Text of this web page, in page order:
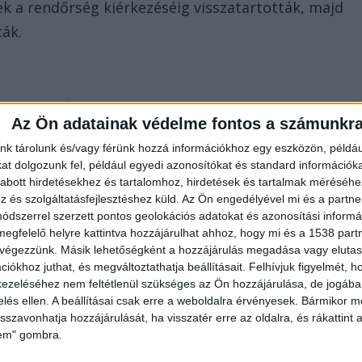
Az Ön adatainak védelme fontos a
tárolunk és/vagy férünk hozzá információkhoz egy eszközön,
dolgozunk fel, például egyedi azonosítókat és standard
hirdetésekhez és tartalomhoz, hirdetések és tartalmak
és szolgáltatásfejlesztéshez küld. Az Ön engedélyével mi és a
szerzett pontos geolokációs adatokat és azonosítási
helyre kattintva hozzájárulhat ahhoz, hogy mi és a 1538
Másik lehetőségként a hozzájárulás megadása vagy
juthat, és megváltoztathatja beállításait. Felhívjuk figyelmét,
nem feltétlenül szükséges az Ön hozzájárulása, de
ellen. A beállításai csak erre a weboldalra érvényesek. Bármikor
hozzájárulását, ha visszatér erre az oldalra, és rákattint
gombra.
a rendőrség kiérkezéséig visszatartották, majd
nő a barátjára várva időzött kutyájával a
amikor a szembe lévő peronon egy szokatlanul
az őt bámuló férfi nem egy érkező szerelvényre
a gyengébbik nem képviselőjéről, az ágyékánál
segélyhívásra ösztönözték a nőt.